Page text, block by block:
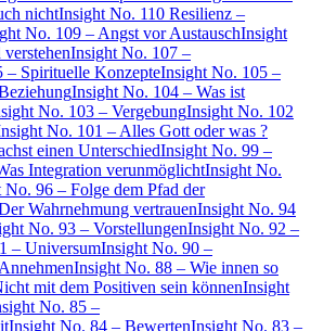
nichtInsight No. 110 Resilienz –
No. 109 – Angst vor AustauschInsight
Insight No. 107 –
– Spirituelle KonzepteInsight No. 105 –
Insight No. 104 – Was ist
No. 103 – VergebungInsight No. 102
No. 101 – Alles Gott oder was ?
einen UnterschiedInsight No. 99 –
Integration verunmöglichtInsight No.
No. 96 – Folge dem Pfad der
Wahrnehmung vertrauenInsight No. 94
No. 93 – VorstellungenInsight No. 92 –
– UniversumInsight No. 90 –
Insight No. 88 – Wie innen so
mit dem Positiven sein könnenInsight
No. 85 –
Insight No. 84 – BewertenInsight No. 83 –